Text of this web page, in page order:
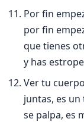
Por fin
por fin
que tienes
y has
Ver tu
juntas, es un
se palpa, es